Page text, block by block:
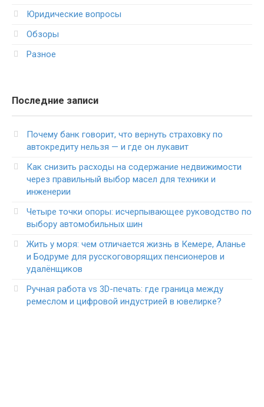
Юридические вопросы
Обзоры
Разное
Последние записи
Почему банк говорит, что вернуть страховку по
автокредиту нельзя — и где он лукавит
Как снизить расходы на содержание недвижимости
через правильный выбор масел для техники и
инженерии
Четыре точки опоры: исчерпывающее руководство по
выбору автомобильных шин
Жить у моря: чем отличается жизнь в Кемере, Аланье
и Бодруме для русскоговорящих пенсионеров и
удалёнщиков
Ручная работа vs 3D-печать: где граница между
ремеслом и цифровой индустрией в ювелирке?